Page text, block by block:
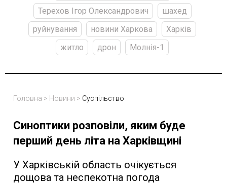
Терехов Ігор Олександрович
шахед
руйнування
новини Харкова
Харків
житло
дрон Молнія-1
Головна > Новини > Суспільство
Синоптики розповіли, яким буде
перший день літа на Харківщині
У Харківській область очікується
дощова та неспекотна погода